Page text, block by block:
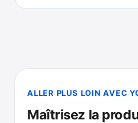
ALLER PLUS LOIN AVEC
Maîtrisez la